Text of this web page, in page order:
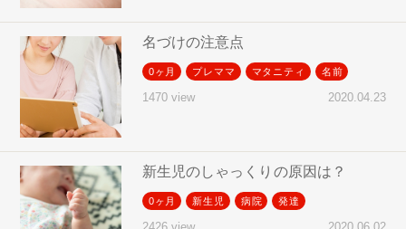
名づけの注意点
0ヶ月 プレママ マタニティ 名前
1470 view 2020.04.23
新生児のしゃっくりの原因は？
0ヶ月 新生児 病院 発達